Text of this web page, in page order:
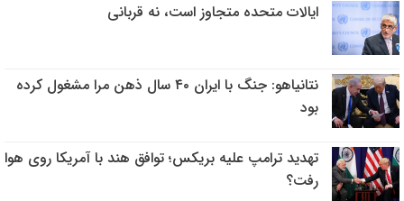
ایالات متحده متجاوز است، نه قربانی
نتانیاهو: جنگ با ایران ۴۰ سال ذهن مرا مشغول کرده
بود
تهدید ترامپ علیه بریکس؛ توافق هند با آمریکا روی هوا
رفت؟